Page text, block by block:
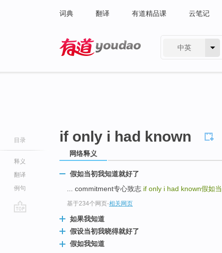
词典 翻译 有道精品课 云笔记
中英
目录
释义
翻译
例句
if only i had known
网络释义
假如当初我知道就好了
... commitment专心致志 if only i had known假如
基于234个网页-相关网页
如果我知道
假设当初我晓得就好了
假如我知道